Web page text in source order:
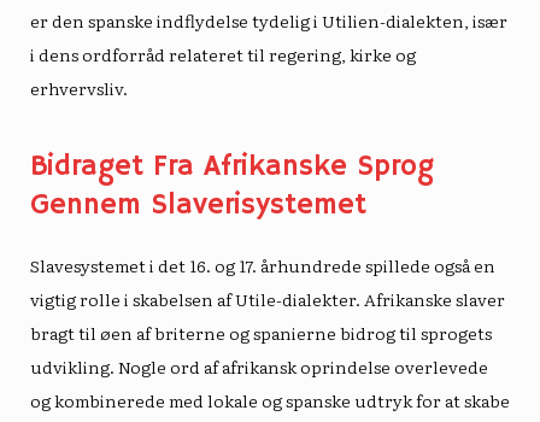
er den spanske indflydelse tydelig i Utilien-dialekten, især
i dens ordforråd relateret til regering, kirke og
erhvervsliv.
Bidraget Fra Afrikanske Sprog
Gennem Slaverisystemet
Slavesystemet i det 16. og 17. århundrede spillede også en
vigtig rolle i skabelsen af ​​Utile-dialekter. Afrikanske slaver
bragt til øen af ​​briterne og spanierne bidrog til sprogets
udvikling. Nogle ord af afrikansk oprindelse overlevede
og kombinerede med lokale og spanske udtryk for at skabe